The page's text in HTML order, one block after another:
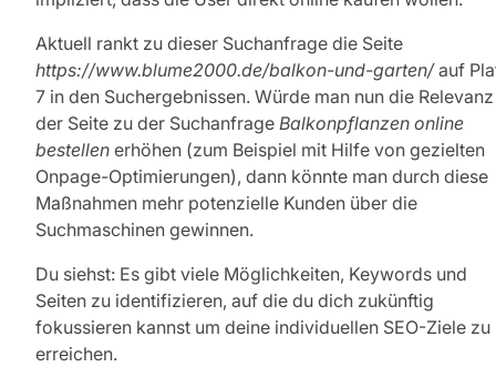
Aktuell rankt zu dieser Suchanfrage die Seite
https://www.blume2000.de/balkon-und-garten/auf
7 in den Suchergebnissen. Würde man nun die Relevanz
der Seite zu der Suchanfrage Balkonpflanzen online
bestellen erhöhen (zum Beispiel mit Hilfe von gezielten
Onpage-Optimierungen), dann könnte man durch diese
Maßnahmen mehr potenzielle Kunden über die
Suchmaschinen gewinnen.
Du siehst: Es gibt viele Möglichkeiten, Keywords und
Seiten zu identifizieren, auf die du dich zukünftig
fokussieren kannst um deine individuellen SEO-Ziele zu
erreichen.